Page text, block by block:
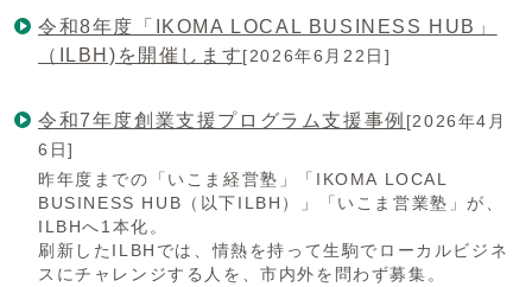
令和8年度「IKOMA LOCAL BUSINESS HUB」
（ILBH)を開催します[2026年6月22日]
令和7年度創業支援プログラム支援事例 [2026年4月
6日]
昨年度までの「いこま経営塾」「IKOMA LOCAL
BUSINESS HUB（以下ILBH）」「いこま営業塾」が、
ILBHへ1本化。
刷新したILBHでは、情熱を持って生駒でローカルビジネ
スにチャレンジする人を、市内外を問わず募集。